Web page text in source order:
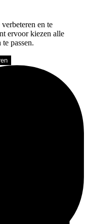
en te
ervoor kiezen alle
passen.